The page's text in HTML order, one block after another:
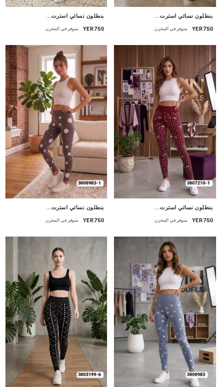
بنطلون نسائي استرت...
YER750 متوفر في المخزن
بنطلون نسائي استرت...
YER750 متوفر في المخزن
بنطلون نسائي استرت...
YER750 متوفر في المخزن
بنطلون نسائي استرت...
YER750 متوفر في المخزن